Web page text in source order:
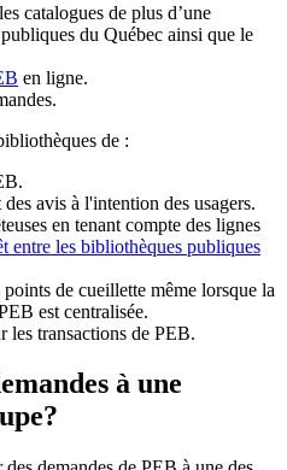
catalogues de plus d’une
du Québec ainsi que le
en ligne.
de :
avis à l'intention des usagers.
en tenant compte des lignes
entre les bibliothèques publiques
de cueillette même lorsque la
est centralisée.
les transactions de PEB.
à une